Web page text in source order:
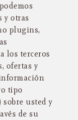
y otras
plugins,
los terceros
ofertas y
tipo
usted y
de su